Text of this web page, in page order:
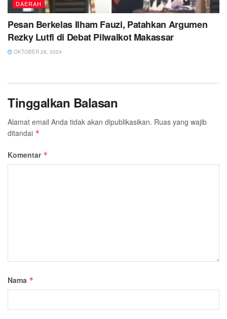
DAERAH
Pesan Berkelas Ilham Fauzi, Patahkan Argumen
Rezky Lutfi di Debat Pilwalkot Makassar
OKTOBER 28, 2024
Tinggalkan Balasan
Alamat email Anda tidak akan dipublikasikan. Ruas yang wajib
ditandai *
Komentar *
Nama *